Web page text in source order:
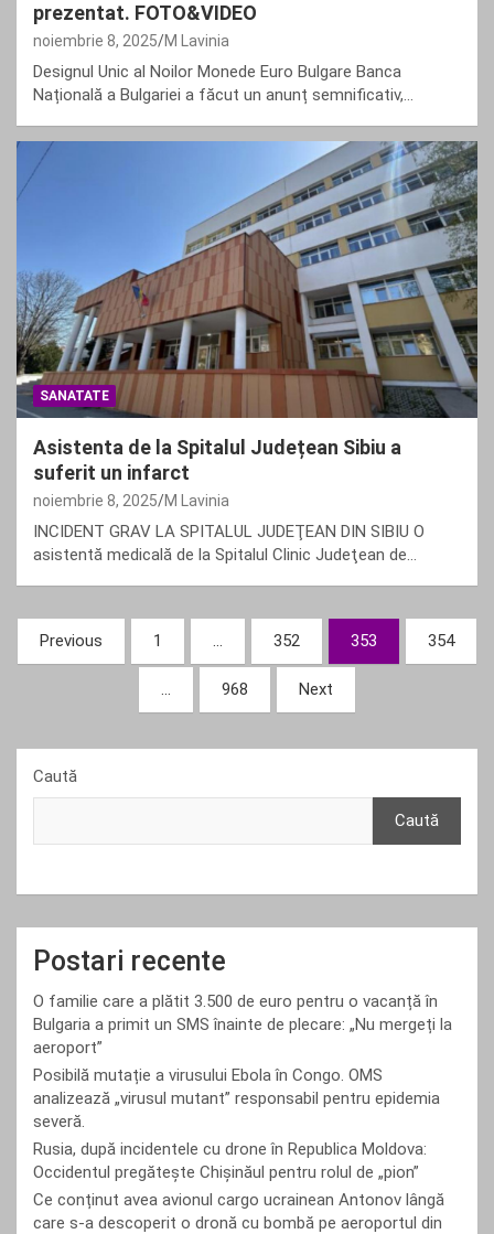
prezentat. FOTO&VIDEO
noiembrie 8, 2025 M Lavinia
Designul Unic al Noilor Monede Euro Bulgare Banca
Națională a Bulgariei a făcut un anunț semnificativ,…
SANATATE
Asistenta de la Spitalul Județean Sibiu a
suferit un infarct
noiembrie 8, 2025 M Lavinia
INCIDENT GRAV LA SPITALUL JUDEŢEAN DIN SIBIU O
asistentă medicală de la Spitalul Clinic Judeţean de…
Paginație
articole
Previous 1 … 352 353 354
… 968 Next
Caută
Caută
Postari recente
O familie care a plătit 3.500 de euro pentru o vacanță în
Bulgaria a primit un SMS înainte de plecare: „Nu mergeți la
aeroport”
Posibilă mutație a virusului Ebola în Congo. OMS
analizează „virusul mutant” responsabil pentru epidemia
severă.
Rusia, după incidentele cu drone în Republica Moldova:
Occidentul pregătește Chișinăul pentru rolul de „pion”
Ce conținut avea avionul cargo ucrainean Antonov lângă
care s-a descoperit o dronă cu bombă pe aeroportul din